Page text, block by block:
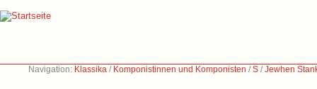
Navigation: Klassika / Komponistinnen und Komponisten /S /Jewhen